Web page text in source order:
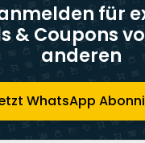
für
& Coupons
anderen
WhatsApp